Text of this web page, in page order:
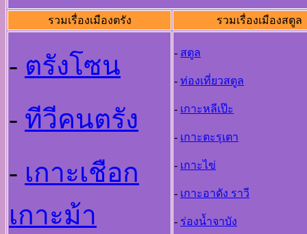
รวมเรื่องเมืองตรัง รวมเรื่องเมืองสตูล
- ตรังโซน
- ทีวีคนตรัง
- เกาะเชือก
เกาะม้า
- สตูล
- ท่องเที่ยวสตูล
- เกาะหลีเป๊ะ
- เกาะตะรุเตา
- เกาะไข่
- เกาะอาดัง ราวี
- ร่องน้ำจาบัง